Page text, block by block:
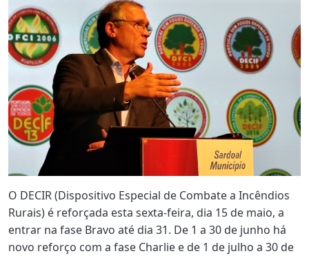
O DECIR (Dispositivo Especial de Combate a Incêndios
Rurais) é reforçada esta sexta-feira, dia 15 de maio, a
entrar na fase Bravo até dia 31. De 1 a 30 de junho há
novo reforço com a fase Charlie e de 1 de julho a 30 de